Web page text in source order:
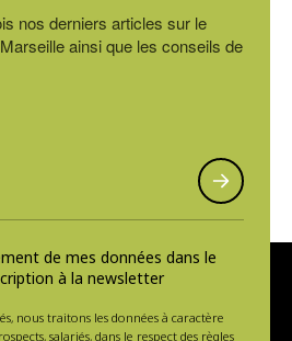
nos derniers articles sur le
ainsi que les conseils de
de mes données dans le
à la newsletter
nous traitons les données à caractère
salariés, dans le respect des règles